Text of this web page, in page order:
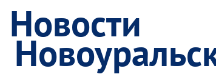
Новости